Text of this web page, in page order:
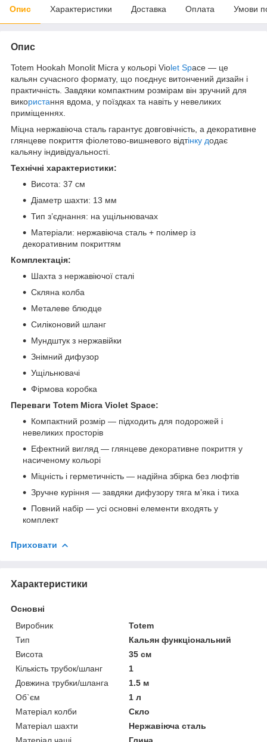
Опис Характеристики Доставка Оплата Умови
Опис
Totem Hookah Monolit Micra у кольорі Violet Space — це
кальян сучасного формату, що поєднує витончений дизайн і
практичність. Завдяки компактним розмірам він зручний для
використання вдома, у поїздках та навіть у невеликих
приміщеннях.
Міцна нержавіюча сталь гарантує довговічність, а декоративне
глянцеве покриття фіолетово-вишневого відтінку додає
кальяну індивідуальності.
Технічні характеристики:
Висота: 37 см
Діаметр шахти: 13 мм
Тип з’єднання: на ущільнювачах
Матеріали: нержавіюча сталь + полімер із
декоративним покриттям
Комплектація:
Шахта з нержавіючої сталі
Скляна колба
Металеве блюдце
Силіконовий шланг
Мундштук з нержавійки
Знімний дифузор
Ущільнювачі
Фірмова коробка
Переваги Totem Micra Violet Space:
Компактний розмір — підходить для подорожей і
невеликих просторів
Ефектний вигляд — глянцеве декоративне покриття у
насиченому кольорі
Міцність і герметичність — надійна збірка без люфтів
Зручне куріння — завдяки дифузору тяга м’яка і тиха
Повний набір — усі основні елементи входять у
комплект
Приховати
Характеристики
Основні
Виробник
Totem
Тип
Кальян функціональний
Висота
35 см
Кількість трубок/шланг
1
Довжина трубки/шланга
1.5 м
Об`єм
1 л
Матеріал колби
Скло
Матеріал шахти
Нержавіюча сталь
Матеріал чаші
Глина